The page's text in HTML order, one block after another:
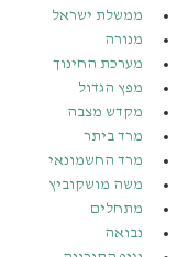
ממשלת ישראל
מנורה
מערכת החינוך
מפץ הגדול
מקדש מצבה
מרד ביתר
מרד החשמונאי
משה מושקוביץ
מתחלים
נבואה